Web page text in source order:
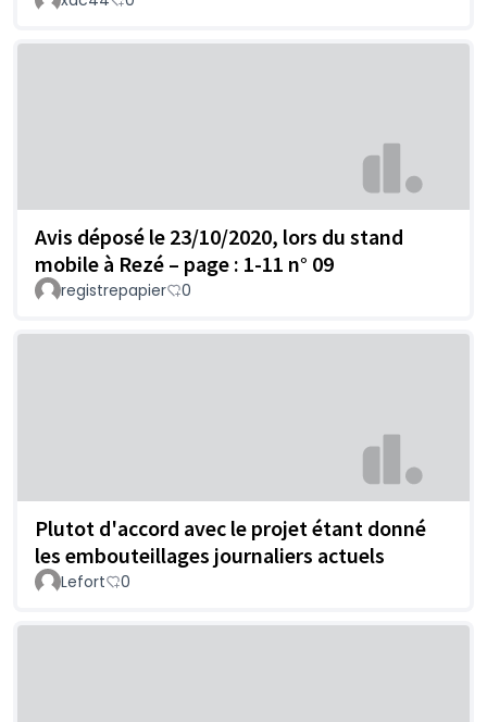
Avis déposé le 23/10/2020, lors du stand
mobile à Rezé – page : 1-11 n° 09
registrepapier 0
Plutot d'accord avec le projet étant donné
les embouteillages journaliers actuels
Lefort 0